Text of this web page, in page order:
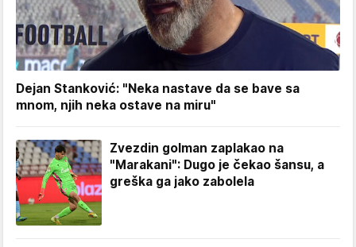
Dejan Stanković: "Neka nastave da se bave sa
mnom, njih neka ostave na miru"
Zvezdin golman zaplakao na
"Marakani": Dugo je čekao šansu, a
greška ga jako zabolela